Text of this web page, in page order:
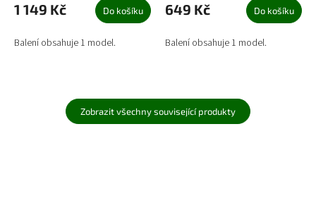
1 149 Kč Do košíku
Balení obsahuje 1 model.
649 Kč Do košíku
Balení obsahuje 1 model.
Zobrazit všechny související produkty